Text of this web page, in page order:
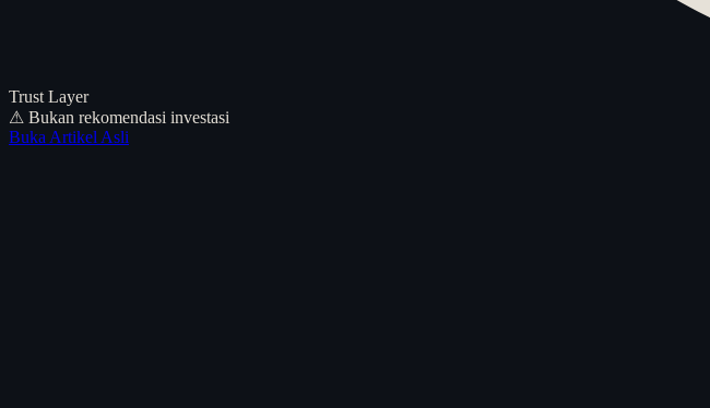
Trust Layer
⚠ Bukan rekomendasi investasi
Buka Artikel Asli